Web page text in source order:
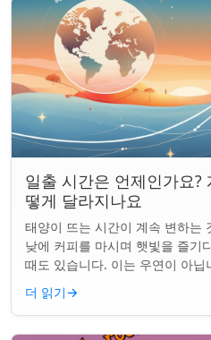
일출 시간은 언제인가요?
떻게 달라지나요
태양이 뜨는 시간이 계속 변하는
낮에 커피를 마시며 햇빛을 즐기
때도 있습니다. 이는 우연이 아닙
이 아니며 계절과 지구상의 ...
더 읽기→